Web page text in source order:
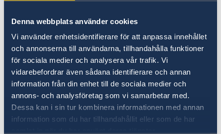
Denna webbplats använder cookies
Vi använder enhetsidentifierare för att anpassa innehållet
och annonserna till användarna, tillhandahålla funktioner
för sociala medier och analysera vår trafik. Vi
vidarebefordrar även sådana identifierare och annan
information från din enhet till de sociala medier och
annons- och analysföretag som vi samarbetar med.
Dessa kan i sin tur kombinera informationen med annan
information som du har tillhandahållit eller som de har
dokumentet. Tidigare har ambassaden endast
kunna utfärda legaliseringar i två situationer.
Antingen då det gällde att legalisera dokument
som redan legaliserats av Utrikesministeriet i
Irak, eller dokument som legaliserats av UD i
Stockholm. Under rådande omständigheter har
ambassaden ingen möjlighet att utärda
legaliseringar alls.